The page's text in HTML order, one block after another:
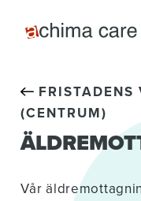
FRISTADENS
(CENTRUM)
Vår